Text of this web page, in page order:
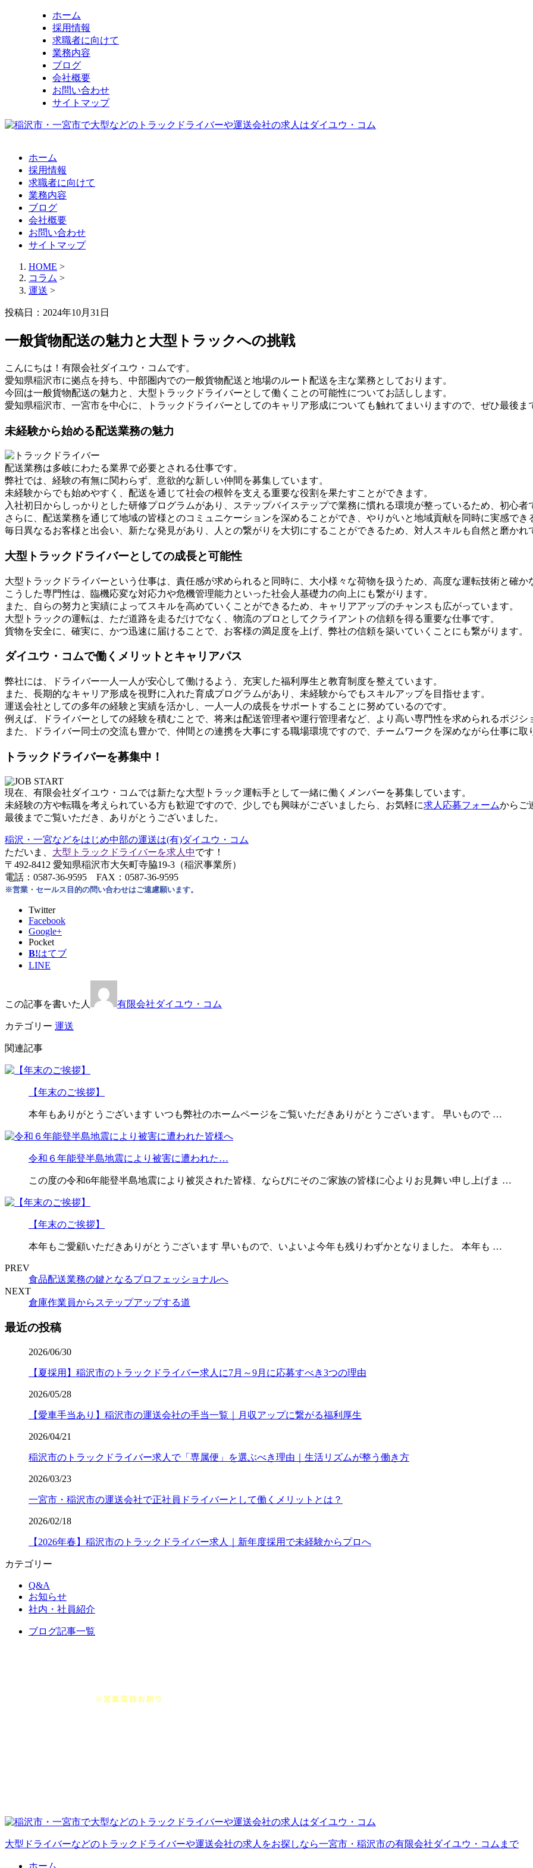
ホーム
採用情報
求職者に向けて
業務内容
ブログ
会社概要
お問い合わせ
サイトマップ
ホーム
採用情報
求職者に向けて
業務内容
ブログ
会社概要
お問い合わせ
サイトマップ
HOME >
コラム >
運送 >
投稿日： 2024年10月31日
一般貨物配送の魅力と大型トラックへの挑戦
こんにちは！有限会社ダイユウ・コムです。
愛知県稲沢市に拠点を持ち、中部圏内での一般貨物配送と地場のルート配送を主な業務としております。
今回は一般貨物配送の魅力と、大型トラックドライバーとして働くことの可能性についてお話しします。
愛知県稲沢市、一宮市を中心に、トラックドライバーとしてのキャリア形成についても触れてまいりますので、ぜひ最後ま
未経験から始める配送業務の魅力
配送業務は多岐にわたる業界で必要とされる仕事です。
弊社では、経験の有無に関わらず、意欲的な新しい仲間を募集しています。
未経験からでも始めやすく、配送を通じて社会の根幹を支える重要な役割を果たすことができます。
入社初日からしっかりとした研修プログラムがあり、ステップバイステップで業務に慣れる環境が整っているため、初心者
さらに、配送業務を通じて地域の皆様とのコミュニケーションを深めることができ、やりがいと地域貢献を同時に実感でき
毎日異なるお客様と出会い、新たな発見があり、人との繋がりを大切にすることができるため、対人スキルも自然と磨かれ
大型トラックドライバーとしての成長と可能性
大型トラックドライバーという仕事は、責任感が求められると同時に、大小様々な荷物を扱うため、高度な運転技術と確か
こうした専門性は、臨機応変な対応力や危機管理能力といった社会人基礎力の向上にも繋がります。
また、自らの努力と実績によってスキルを高めていくことができるため、キャリアアップのチャンスも広がっています。
大型トラックの運転は、ただ道路を走るだけでなく、物流のプロとしてクライアントの信頼を得る重要な仕事です。
貨物を安全に、確実に、かつ迅速に届けることで、お客様の満足度を上げ、弊社の信頼を築いていくことにも繋がります。
ダイユウ・コムで働くメリットとキャリアパス
弊社には、ドライバー一人一人が安心して働けるよう、充実した福利厚生と教育制度を整えています。
また、長期的なキャリア形成を視野に入れた育成プログラムがあり、未経験からでもスキルアップを目指せます。
運送会社としての多年の経験と実績を活かし、一人一人の成長をサポートすることに努めているのです。
例えば、ドライバーとしての経験を積むことで、将来は配送管理者や運行管理者など、より高い専門性を求められるポジシ
また、ドライバー同士の交流も豊かで、仲間との連携を大事にする職場環境ですので、チームワークを深めながら仕事に取
トラックドライバーを募集中！
現在、有限会社ダイユウ・コムでは新たな大型トラック運転手として一緒に働くメンバーを募集しています。
未経験の方や転職を考えられている方も歓迎ですので、少しでも興味がございましたら、お気軽に求人応募フォームからご
最後までご覧いただき、ありがとうございました。
稲沢・一宮などをはじめ中部の運送は(有)ダイユウ・コム
ただいま、 大型トラックドライバーを求人中です！
〒492-8412 愛知県稲沢市大矢町寺脇19-3（稲沢事業所）
電話：0587-36-9595 FAX：0587-36-9595
※営業・セールス目的の問い合わせはご遠慮願います。
Twitter
Facebook
Google+
Pocket
B!はてブ
LINE
この記事を書いた人 有限会社ダイユウ・コム
カテゴリー 運送
関連記事
【年末のご挨拶】
本年もありがとうございます いつも弊社のホームページをご覧いただきありがとうございます。 早いもので …
令和６年能登半島地震により被害に遭われた…
この度の令和6年能登半島地震により被災された皆様、ならびにそのご家族の皆様に心よりお見舞い申し上げま …
【年末のご挨拶】
本年もご愛顧いただきありがとうございます 早いもので、いよいよ今年も残りわずかとなりました。 本年も …
PREV
食品配送業務の鍵となるプロフェッショナルへ
NEXT
倉庫作業員からステップアップする道
最近の投稿
2026/06/30
【夏採用】稲沢市のトラックドライバー求人に7月～9月に応募すべき3つの理由
2026/05/28
【愛車手当あり】稲沢市の運送会社の手当一覧｜月収アップに繋がる福利厚生
2026/04/21
稲沢市のトラックドライバー求人で「専属便」を選ぶべき理由｜生活リズムが整う働き方
2026/03/23
一宮市・稲沢市の運送会社で正社員ドライバーとして働くメリットとは？
2026/02/18
【2026年春】稲沢市のトラックドライバー求人｜新年度採用で未経験からプロへ
カテゴリー
Q&A
お知らせ
社内・社員紹介
ブログ記事一覧
大型ドライバーなどのトラックドライバーや運送会社の求人をお探しなら一宮市・稲沢市の有限会社ダイユウ・コムまで
ホーム